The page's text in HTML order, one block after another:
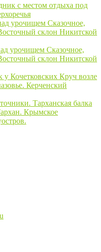
с местом отдыха под
урочищем Сказочное,
склон Никитской
урочищем Сказочное,
склон Никитской
Кочетковских Круч возле
Керченский
Тарханская балка
Крымское